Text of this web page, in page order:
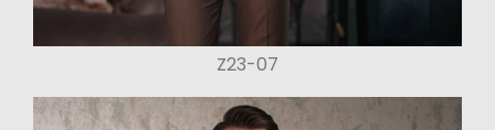
Z23-07